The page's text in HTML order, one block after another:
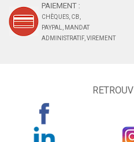
PAIEMENT :
CHÈQUES, CB,
PAYPAL, MANDAT
ADMINISTRATIF, VIREMENT